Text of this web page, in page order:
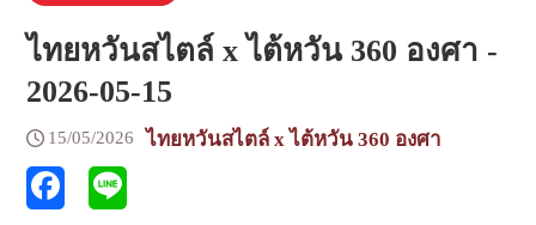
ไทยหวันสไตล์ x ไต้หวัน 360 องศา -
2026-05-15
15/05/2026 ไทยหวันสไตล์ x ไต้หวัน 360 องศา